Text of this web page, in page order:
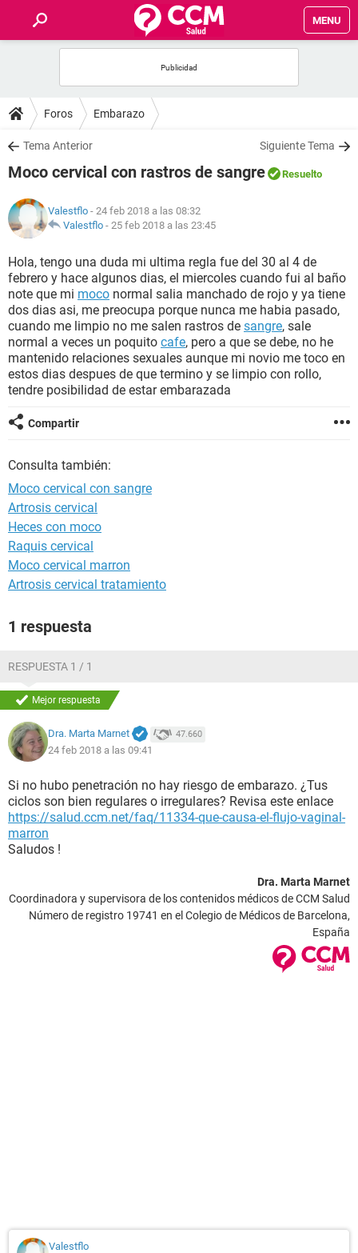
MENU
FOROS
SALUD
NUTRICIÓN
BIENESTAR
SEXUALIDAD
GLOSARIO
Foros Embarazo
Tema Anterior Siguiente Tema
Moco cervical con rastros de sangre Resuelto
Valestflo - 24 feb 2018 a las 08:32
Valestflo - 25 feb 2018 a las 23:45
Hola, tengo una duda mi ultima regla fue del 30 al 4 de
febrero y hace algunos dias, el miercoles cuando fui al baño
note que mi moco normal salia manchado de rojo y ya tiene
dos dias asi, me preocupa porque nunca me habia pasado,
cuando me limpio no me salen rastros de sangre, sale
normal a veces un poquito cafe, pero a que se debe, no he
mantenido relaciones sexuales aunque mi novio me toco en
estos dias despues de que termino y se limpio con rollo,
tendre posibilidad de estar embarazada
Compartir
Consulta también:
Moco cervical con sangre
Artrosis cervical
Heces con moco
Raquis cervical
Moco cervical marron
Artrosis cervical tratamiento
1 respuesta
RESPUESTA 1 / 1
Mejor respuesta
Dra. Marta Marnet 47.660
24 feb 2018 a las 09:41
Si no hubo penetración no hay riesgo de embarazo. ¿Tus
ciclos son bien regulares o irregulares? Revisa este enlace
https://salud.ccm.net/faq/11334-que-causa-el-flujo-vaginal-
marron
Saludos !
Dra. Marta Marnet
Coordinadora y supervisora de los contenidos médicos de CCM Salud
Número de registro 19741 en el Colegio de Médicos de Barcelona,
España
Valestflo